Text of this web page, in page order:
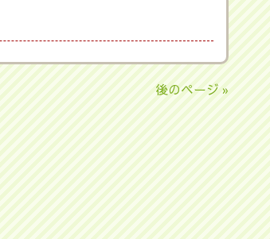
後のページ »